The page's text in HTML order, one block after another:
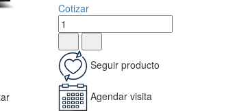
Cotizar
Seguir producto
Agendar visita